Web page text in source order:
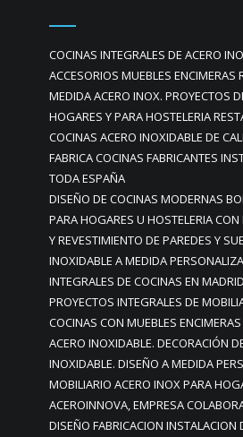
COCINAS INTEGRALES DE ACERO
ACCESORIOS MUEBLES ENCIMERAS
MEDIDA ACERO INOX. PROYECTOS
HOGARES Y PARA HOSTELERIA
COCINAS ACERO INOXIDABLE DE
FABRICA COCINAS FABRICANTES
TODA ESPAÑA
DISEÑO DE COCINAS MODERNAS
PARA HOGARES U HOSTELERIA
Y REVESTIMIENTO DE PAREDES Y
INOXIDABLE A MEDIDA
INTEGRALES DE COCINAS EN
PROYECTOS INTEGRALES DE
COCINAS CON MUEBLES
ACERO INOXIDABLE. DECORACIÓN
INOXIDABLE. DISEÑO A MEDIDA
MOBILIARIO ACERO INOX PARA
ACEROINNOVA, EMPRESA
DISEÑO FABRICACION INSTALACION